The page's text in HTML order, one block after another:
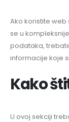
Ako koristite
se u
podataka,
informacije koje
Kako
U ovoj sekciji